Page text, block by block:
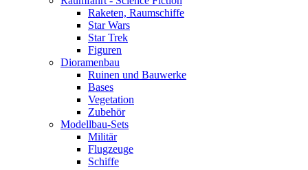
Raketen, Raumschiffe
Star Wars
Star Trek
Figuren
Dioramenbau
Ruinen und Bauwerke
Bases
Vegetation
Zubehör
Modellbau-Sets
Militär
Flugzeuge
Schiffe